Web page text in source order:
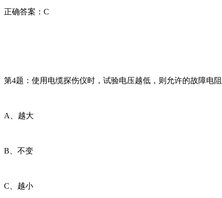
正确答案：C
第4题：使用电缆探伤仪时，试验电压越低，则允许的故障电
A、越大
B、不变
C、越小